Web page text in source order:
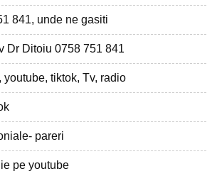
841, unde ne gasiti
Dr Ditoiu 0758 751 841
youtube, tiktok, Tv, radio
pareri
pe youtube